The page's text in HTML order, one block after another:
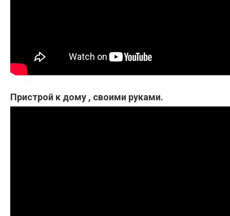
Пристрой к дому , своими руками.